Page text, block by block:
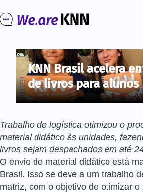
KNN Brasil acelera
de livros para alunos
Trabalho de logística otimizou o
material didático às unidades,
livros sejam despachados em até
O envio de material didático está
Brasil. Isso se deve a um trabalho
matriz, com o objetivo de otimizar o